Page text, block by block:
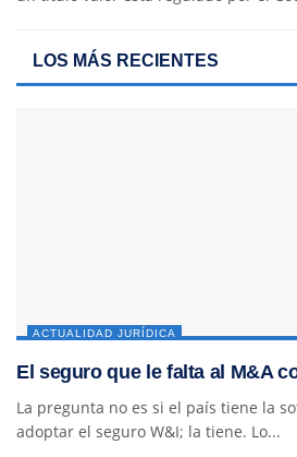
LOS MÁS RECIENTES
ACTUALIDAD JURÍDICA
El seguro que le falta al M&A
La pregunta no es si el país tiene la
adoptar el seguro W&I; la tiene. Lo...